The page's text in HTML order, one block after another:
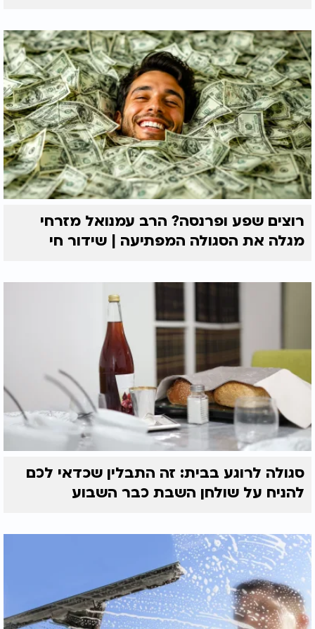
רוצים שפע ופרנסה? הרב עמנואל מזרחי
מגלה את הסגולה המפתיעה | שידור חי
סגולה לרוגע בבית: זה התבלין שכדאי לכם
להניח על שולחן השבת כבר השבוע